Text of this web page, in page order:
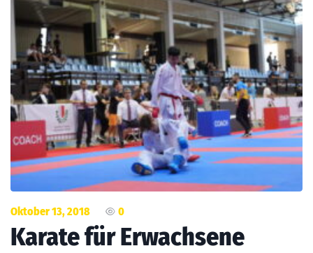
Oktober 13, 2018 0
Karate für Erwachsene